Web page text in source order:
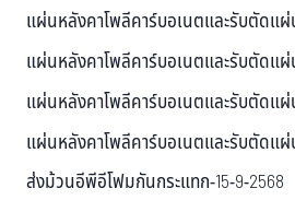
แผ่นหลังคาโพลีคาร์บอเนตและรับตัดแ
แผ่นหลังคาโพลีคาร์บอเนตและรับตัดแ
แผ่นหลังคาโพลีคาร์บอเนตและรับตัดแ
แผ่นหลังคาโพลีคาร์บอเนตและรับตัดแ
ส่งม้วนอีพีอีโฟมกันกระแทก-15-9-2568